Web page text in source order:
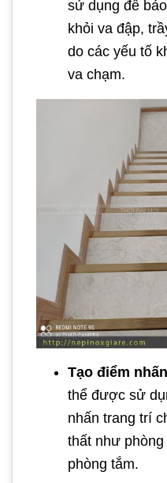
sử dụng để
khỏi va đập,
do các yếu tố
va chạm.
Tạo điểm
thể được sử
nhấn trang trí
thất như
phòng tắm.